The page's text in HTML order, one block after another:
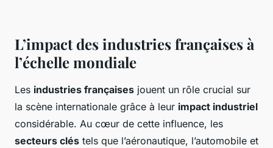
L’impact des industries françaises à
l’échelle mondiale
Les industries françaises jouent un rôle crucial sur
la scène internationale grâce à leur impact industriel
considérable. Au cœur de cette influence, les
secteurs clés tels que l’aéronautique, l’automobile et